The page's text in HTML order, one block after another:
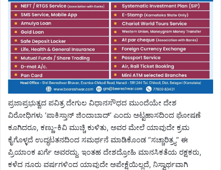
ಪ್ರಜಾಪ್ರಭುತ್ವದ ಪವಿತ್ರ ದೇಗುಲ ವಿಧಾನಸೌಧದ ಮುಂದೆಯೇ ದೇಶ
ವಿರೋಧಿಗಳು ‘ಪಾಕಿಸ್ತಾನ್ ಜಿಂದಾಬಾದ್’ ಎಂದು ಅಟ್ಟಹಾಸದಿಂದ ಘೋಷಣೆ
ಕೂಗಿದರೂ, ಕಣ್ಣು-ಕಿವಿ ಮುಚ್ಚಿ ಕುಳಿತು, ಅವರ ಮೇಲೆ ಯಾವುದೇ ಕ್ರಮ
ಕೈಗೊಳ್ಳದೆ ಉದ್ಧಟತನದಿಂದ ಸಮರ್ಥನೆ ಮಾಡಿಕೊಂಡ “ಸಚ್ಚಾರಿತ್ರ್ಯ” ಈ
ಪ್ರಿಯಾಂಕ ಖರ್ಗೆ ಅವರದ್ದು. ಇಂತಹ ದೇಶದ್ರೋಹಿ ಮಾನಸಿಕತೆಯ ರಕ್ಷಕರು,
ಕಳೆದ ನೂರು ವರ್ಷಗಳಿಂದ ಯಾವುದೇ ಅಪೇಕ್ಷೆಯಿಲ್ಲದೆ, ನಿಸ್ವಾರ್ಥವಾಗಿ